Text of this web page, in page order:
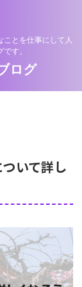
とを仕事にして人
す。
ログ
いて詳し